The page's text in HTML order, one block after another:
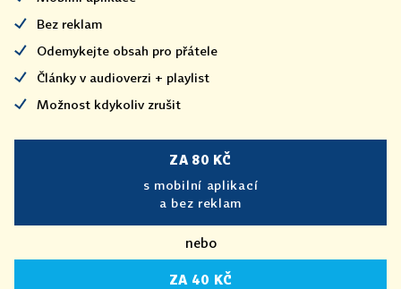
Bez reklam
Odemykejte obsah pro přátele
Články v audioverzi + playlist
Možnost kdykoliv zrušit
ZA 80 KČ
s mobilní aplikací
a bez reklam
nebo
ZA 40 KČ